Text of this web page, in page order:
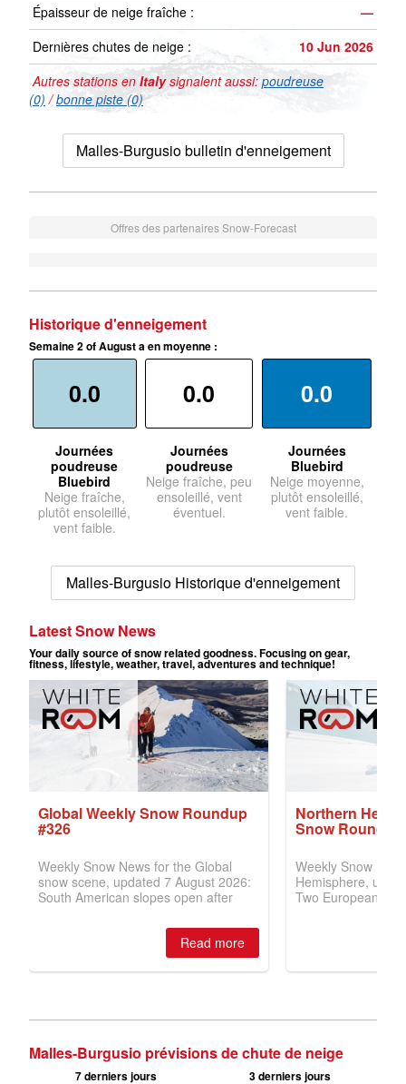
Épaisseur de neige fraîche :
—
Dernières chutes de neige :
10 Jun 2026
Autres stations en Italysignalent aussi: poudreuse
(0) /bonne piste (0)
Malles-Burgusio bulletin d'enneigement
Offres des partenaires Snow-Forecast
Historique d'enneigement
Semaine 2 of August a en moyenne :
0.0
Journées
poudreuse
Bluebird
Neige fraîche,
plutôt ensoleillé,
vent faible.
0.0
Journées
poudreuse
Neige fraîche, peu
ensoleillé, vent
éventuel.
0.0
Journées
Bluebird
Neige moyenne,
plutôt ensoleillé,
vent faible.
Malles-Burgusio Historique d'enneigement
Malles-Burgusio prévisions de chute de neige
7 derniers jours 3 derniers jours